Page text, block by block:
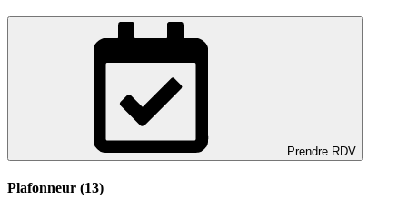
Prendre RDV
Plafonneur (13)